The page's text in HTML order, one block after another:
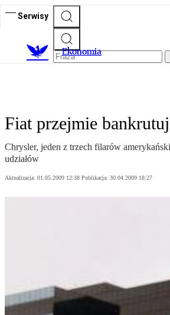
Serwisy
Ekonomia
Fiat przejmie
Chrysler, jeden z trzech filarów
udziałów
Aktualizacja: 01.05.2009 12:38 Publikacja: 30.04.2009 18:27